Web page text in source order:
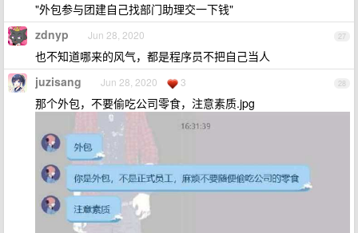
"外包参与团建自己找部门助理交一下钱"
27
zdnyp Jun 28, 2020
也不知道哪来的风气，都是程序员不把自己当人
28
juzisang Jun 28, 2020 3
那个外包，不要偷吃公司零食，注意素质.jpg